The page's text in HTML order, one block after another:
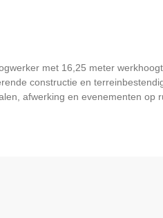
met 16,25 meter
constructie en
afwerking en evenementen op